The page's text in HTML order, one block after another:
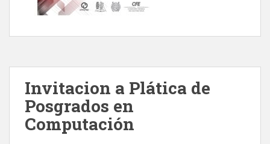
Invitacion a Plática de
Posgrados en
Computación